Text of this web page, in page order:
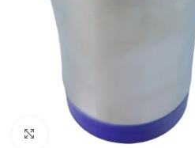
Clic para ampliar